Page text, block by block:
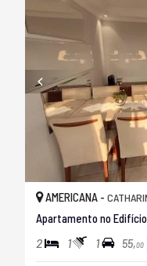
AMERICANA -
Apartamento no
2 1 1 55,00